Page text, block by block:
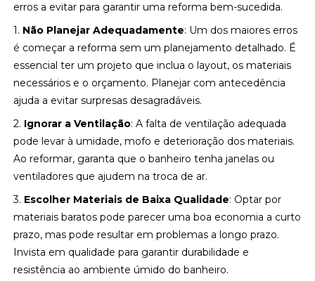
erros a evitar para garantir uma reforma bem-sucedida.
1. Não Planejar Adequadamente: Um dos maiores erros
é começar a reforma sem um planejamento detalhado. É
essencial ter um projeto que inclua o layout, os materiais
necessários e o orçamento. Planejar com antecedência
ajuda a evitar surpresas desagradáveis.
2. Ignorar a Ventilação: A falta de ventilação adequada
pode levar à umidade, mofo e deterioração dos materiais.
Ao reformar, garanta que o banheiro tenha janelas ou
ventiladores que ajudem na troca de ar.
3. Escolher Materiais de Baixa Qualidade: Optar por
materiais baratos pode parecer uma boa economia a curto
prazo, mas pode resultar em problemas a longo prazo.
Invista em qualidade para garantir durabilidade e
resistência ao ambiente úmido do banheiro.